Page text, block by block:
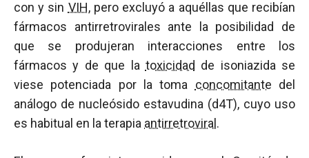
con y sin VIH, pero excluyó a aquéllas que recibían
fármacos antirretrovirales ante la posibilidad de
que se produjeran interacciones entre los
fármacos y de que la toxicidad de isoniazida se
viese potenciada por la toma concomitante del
análogo de nucleósido estavudina (d4T), cuyo uso
es habitual en la terapia antirretroviral .